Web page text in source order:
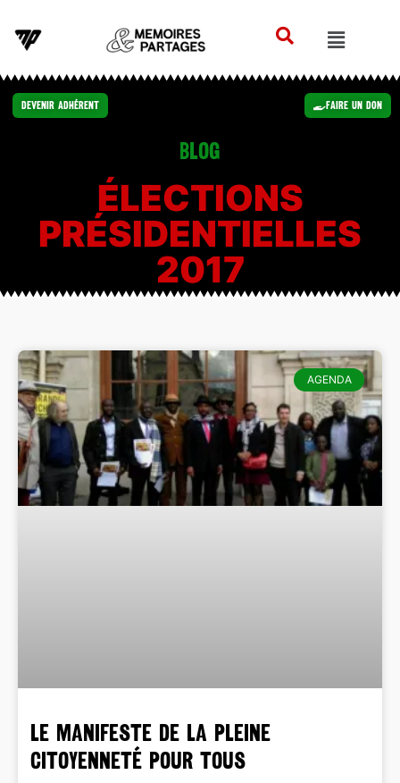
Devenir Adhérent Faire un Don
Blog
ÉLECTIONS
PRÉSIDENTIELLES
2017
AGENDA
LE MANIFESTE DE LA PLEINE
CITOYENNETÉ POUR TOUS